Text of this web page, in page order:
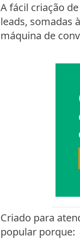
A fácil criação de
leads, somadas
máquina de
Criado para
popular porque: